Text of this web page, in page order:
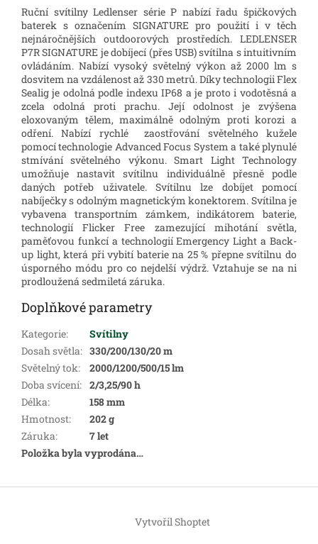
Ruční svítilny Ledlenser série P nabízí řadu špičkových
baterek s označením SIGNATURE pro použití i v těch
nejnáročnějších outdoorových prostředích. LEDLENSER
P7R SIGNATURE je dobíjecí (přes USB) svítilna s intuitivním
ovládáním. Nabízí vysoký světelný výkon až 2000 lm s
dosvitem na vzdálenost až 330 metrů.Díky technologii Flex
Sealig je odolná podle indexu IP68 a je proto i vodotěsná a
zcela odolná proti prachu. Její odolnost je zvýšena
eloxovaným tělem, maximálně odolným proti korozi a
odření.Nabízí rychlé zaostřování světelného kužele
pomocí technologie Advanced Focus System a také plynulé
stmívání světelného výkonu.Smart Light Technology
umožňuje nastavit svítilnu individuálně přesně podle
daných potřeb uživatele. Svítilnu lze dobíjet pomocí
nabíječky s odolným magnetickým konektorem. Svítilna je
vybavena transportním zámkem, indikátorem baterie,
technologií Flicker Free zamezující mihotání světla,
paměťovou funkcí a technologií Emergency Light a Back-
up light, která při vybití baterie na 25 % přepne svítilnu do
úsporného módu pro co nejdelší výdrž. Vztahuje se na ni
prodloužená sedmiletá záruka.
Doplňkové parametry
Kategorie:
Svítilny
Dosah světla: 330/200/130/20 m
Světelný tok:
2000/1200/500/15 lm
Doba svícení: 2/3,25/90 h
Délka:
158 mm
Hmotnost:
202 g
Záruka:
7 let
Položka byla vyprodána…
Z
Vytvořil Shoptet